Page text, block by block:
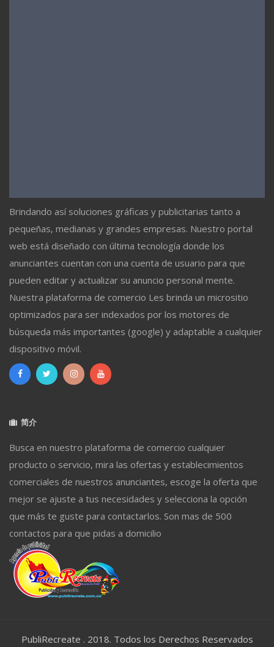
Brindando así soluciones gráficas y publicitarias tanto a
pequeñas, medianas y grandes empresas. Nuestro portal
web está diseñado con última tecnología donde los
anunciantes cuentan con una cuenta de usuario para que
pueden editar y actualizar su anuncio personal mente.
Nuestra plataforma de comercio Les brinda un micrositio
optimizados para ser indexados por los motores de
búsqueda más importantes (google) y adaptable a cualquier
dispositivo móvil.
简介
Busca en nuestro plataforma de comercio cualquier
producto o servicio, mira las ofertas y establecimientos
comerciales de nuestros anunciantes, escoge la oferta que
mejor se ajuste a tus necesidades y selecciona la opción
que más te guste para contactarlos. Son mas de 500
contactos para que pidas a domicilio
PubliRecreate . 2018. Todos los Derechos Reservados